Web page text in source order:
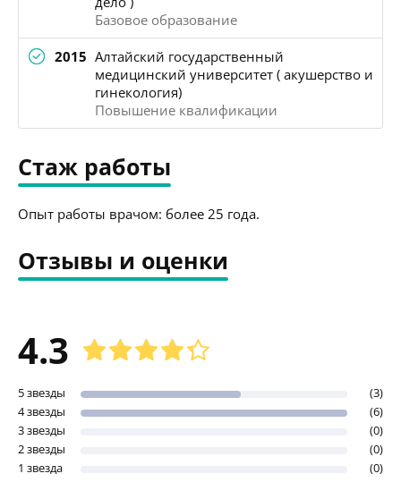
Базовое образование
2015 Алтайский государственный
медицинский университет ( акушерство и
гинекология)
Повышение квалификации
Стаж работы
Опыт работы врачом: более 25 года.
Отзывы и оценки
4.3
5 звезды
(3)
4 звезды
(6)
3 звезды
(0)
2 звезды
(0)
1 звезда
(0)